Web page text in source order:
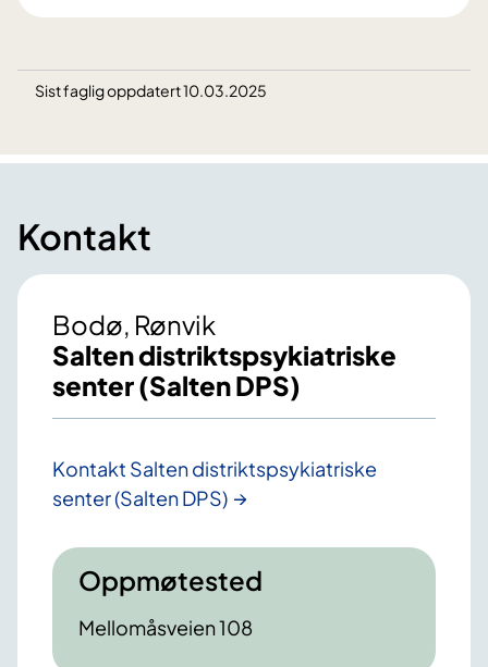
Sist faglig oppdatert 10.03.2025
Kontakt
Bodø, Rønvik
Salten distriktspsykiatriske
senter (Salten DPS)
Kontakt Salten distriktspsykiatriske
senter (Salten DPS)
Oppmøtested
Mellomåsveien 108